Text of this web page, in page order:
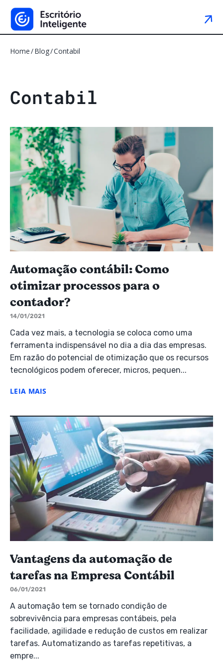
Home Blog Contabil
Contabil
Automação contábil: Como
otimizar processos para o
contador?
14/01/2021
Cada vez mais, a tecnologia se coloca como uma
ferramenta indispensável no dia a dia das empresas.
Em razão do potencial de otimização que os recursos
tecnológicos podem oferecer, micros, pequen...
LEIA MAIS
Vantagens da automação de
tarefas na Empresa Contábil
06/01/2021
A automação tem se tornado condição de
sobrevivência para empresas contábeis, pela
facilidade, agilidade e redução de custos em realizar
tarefas. Automatizando as tarefas repetitivas, a
empre...